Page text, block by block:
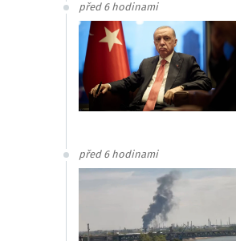
před 6 hodinami
před 6 hodinami